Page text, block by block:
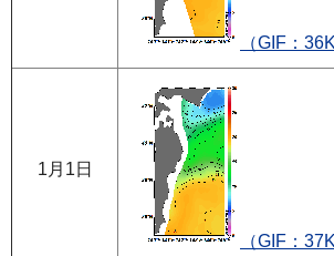
（GIF：
1月1日
（GIF：